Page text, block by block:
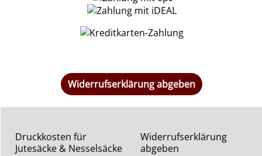
Widerrufserklärung abgeben
Widerrufserklärung
abgeben
Druckkosten für
Jutesäcke & Nesselsäcke